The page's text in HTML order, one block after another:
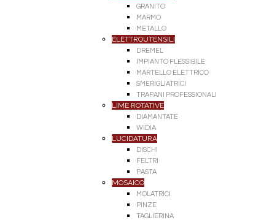
GRANITO
MARMO
METALLO
ELETTROUTENSILI
DREMEL
IMPIANTO FLESSIBILE
MARTELLO ELETTRICO
SMERIGLIATRICI
TRAPANI PROFESSIONALI
LIME ROTATIVE
DIAMANTATE
WIDIA
LUCIDATURA
DISCHI
FELTRI
PASTA
MOSAICO
MOLATRICI
PINZE
TAGLIERINA